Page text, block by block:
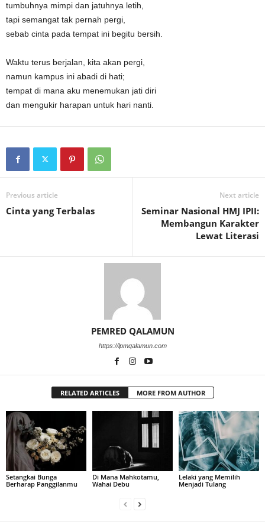
tumbuhnya mimpi dan jatuhnya letih,
tapi semangat tak pernah pergi,
sebab cinta pada tempat ini begitu bersih.
Waktu terus berjalan, kita akan pergi,
namun kampus ini abadi di hati;
tempat di mana aku menemukan jati diri
dan mengukir harapan untuk hari nanti.
Previous article
Cinta yang Terbalas
Next article
Seminar Nasional HMJ IPII:
Membangun Karakter
Lewat Literasi
PEMRED QALAMUN
https://lpmqalamun.com
RELATED ARTICLES MORE FROM AUTHOR
Setangkai Bunga
Berharap Panggilanmu
Di Mana Mahkotamu,
Wahai Debu
Lelaki yang Memilih
Menjadi Tulang